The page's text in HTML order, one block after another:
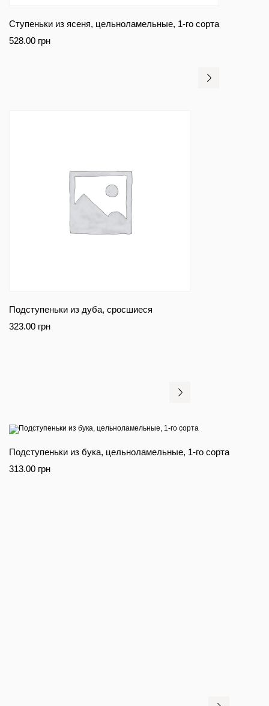
Ступеньки из ясеня, цельноламельные, 1-го сорта
528.00 грн
Подступеньки из дуба, сросшиеся
323.00 грн
Подступеньки из бука, цельноламельные, 1-го сорта
313.00 грн